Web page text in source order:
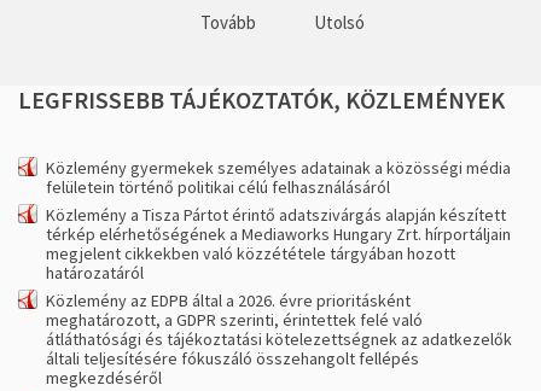
Tovább Utolsó
LEGFRISSEBB TÁJÉKOZTATÓK, KÖZLEMÉNYEK
Közlemény gyermekek személyes adatainak a közösségi média
felületein történő politikai célú felhasználásáról
Közlemény a Tisza Pártot érintő adatszivárgás alapján készített
térkép elérhetőségének a Mediaworks Hungary Zrt. hírportáljain
megjelent cikkekben való közzététele tárgyában hozott
határozatáról
Közlemény az EDPB által a 2026. évre prioritásként
meghatározott, a GDPR szerinti, érintettek felé való
átláthatósági és tájékoztatási kötelezettségnek az adatkezelők
általi teljesítésére fókuszáló összehangolt fellépés
megkezdéséről